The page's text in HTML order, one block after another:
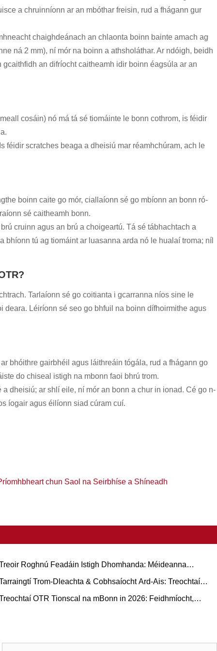
a chruinníonn ar an mbóthar freisin, rud a fhágann gur
chaighdeánach an chlaonta boinn bainte amach ag
ná 2 mm), ní mór na boinn a athsholáthar. Ar ndóigh, beidh
an difríocht caitheamh idir boinn éagsúla ar an
cosáin) nó má tá sé tiomáinte le bonn cothrom, is féidir
féidir scratches beaga a dheisiú mar réamhchúram, ach le
boinn caite go mór, ciallaíonn sé go mbíonn an bonn ró-
sé caitheamh bonn.
cruinn agus an brú a choigeartú. Tá sé tábhachtach a
tú ag tiomáint ar luasanna arda nó le hualaí troma; níl
Tarlaíonn sé go coitianta i gcarranna níos sine le
deara. Léiríonn sé seo go bhfuil na boinn dífhoirmithe agus
bhóithre gairbhéil agus láithreáin tógála, rud a fhágann go
do chiseal istigh na mbonn faoi bhrú trom.
dheisiú; ar shlí eile, ní mór an bonn a chur in ionad. Cé go n-
íogair agus éilíonn siad cúram cuí.
chun Saol na Seirbhíse a Shíneadh
Roghnú Feadáin Istigh Dhomhanda: Méideanna
agus Feidhmchláir Bunaithe ar Chás do Rubair
Trom-Dleachta & Cobhsaíocht Ard-Ais: Treochtaí
mBonn Rubair Trucaile agus Treoir Oibriúcháin
OTR Tionscal na mBonn in 2026: Feidhmíocht,